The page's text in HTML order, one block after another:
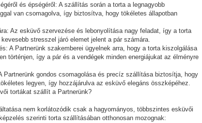
és épségéről: A szállítás során a torta a legnagyobb
van csomagolva, így biztosítva, hogy tökéletes állapotban
Az esküvő szervezése és lebonyolítása nagy feladat, így a torta
stresszel járó elemet jelent a pár számára.
A Partnerünk szakemberei ügyelnek arra, hogy a torta kiszolgálása
történjen, így a pár és a vendégek minden energiájukat az élményre
Partnerünk gondos csomagolása és precíz szállítása biztosítja, hogy
legyen, így hozzájárulva az esküvő elegáns összképéhez.
tortákat szállít a Partnerünk?
nem korlátozódik csak a hagyományos, többszintes esküvői
szerinti torta szállításában otthonosan mozognak: